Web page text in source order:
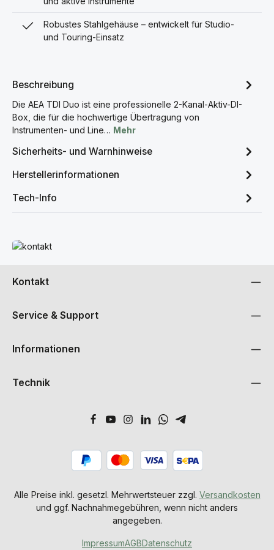
Robustes Stahlgehäuse – entwickelt für Studio-
und Touring-Einsatz
Beschreibung
Die AEA TDI Duo ist eine professionelle 2-Kanal-Aktiv-DI-
Box, die für die hochwertige Übertragung von
Instrumenten- und Line… Mehr
Sicherheits- und Warnhinweise
Herstellerinformationen
Tech-Info
Mehr erfahren
Kontakt
Service & Support
Informationen
Technik
Alle Preise inkl. gesetzl. Mehrwertsteuer zzgl. Versandkosten
und ggf. Nachnahmegebühren, wenn nicht anders
angegeben.
ImpressumAGBDatenschutz